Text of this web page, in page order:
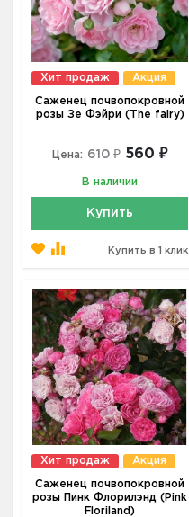
Хит продаж Акция
Саженец почвопокровной
розы Зе Фэйри (The fairy)
Цена: 610 ₽ 560 ₽
В наличии
Купить
Купить в 1 клик
Хит продаж Акция
Саженец почвопокровной
розы Пинк Флорилэнд (Pink
Floriland)